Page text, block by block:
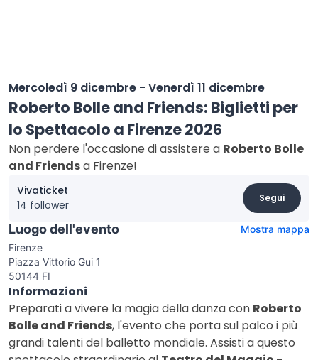
Mercoledì 9 dicembre - Venerdì 11 dicembre
Roberto Bolle and Friends: Biglietti per
lo Spettacolo a Firenze 2026
Non perdere l'occasione di assistere a Roberto Bolle
and Friendsa Firenze!
Vivaticket
14 follower
Segui
Luogo dell'evento
Mostra mappa
Firenze
Piazza Vittorio Gui 1
50144 FI
Informazioni
Preparati a vivere la magia della danza con Roberto
Bolle and Friends, l'evento che porta sul palco i più
grandi talenti del balletto mondiale. Assisti a questo